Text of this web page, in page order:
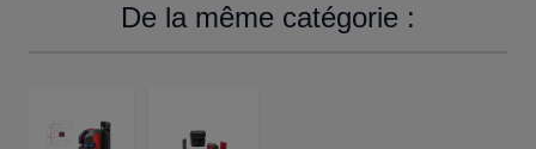
De la même catégorie :